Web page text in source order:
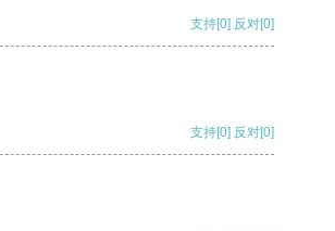
支持[0] 反对[0]
支持[0] 反对[0]